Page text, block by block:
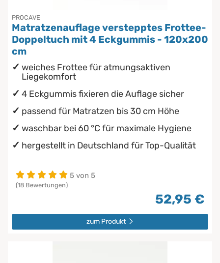
PROCAVE
Matratzenauflage verstepptes Frottee-
Doppeltuch mit 4 Eckgummis - 120x200
cm
weiches Frottee für atmungsaktiven
Liegekomfort
4 Eckgummis fixieren die Auflage sicher
passend für Matratzen bis 30 cm Höhe
waschbar bei 60 °C für maximale Hygiene
hergestellt in Deutschland für Top-Qualität
5 von 5
(18 Bewertungen)
52,95 €
zum Produkt